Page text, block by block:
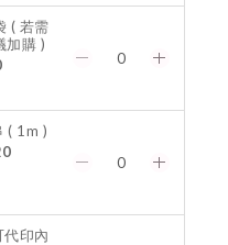
( 若需
加購 )
( 1m )
代印內